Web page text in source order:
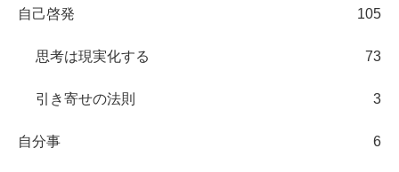
自己啓発 105
思考は現実化する 73
引き寄せの法則 3
自分事 6